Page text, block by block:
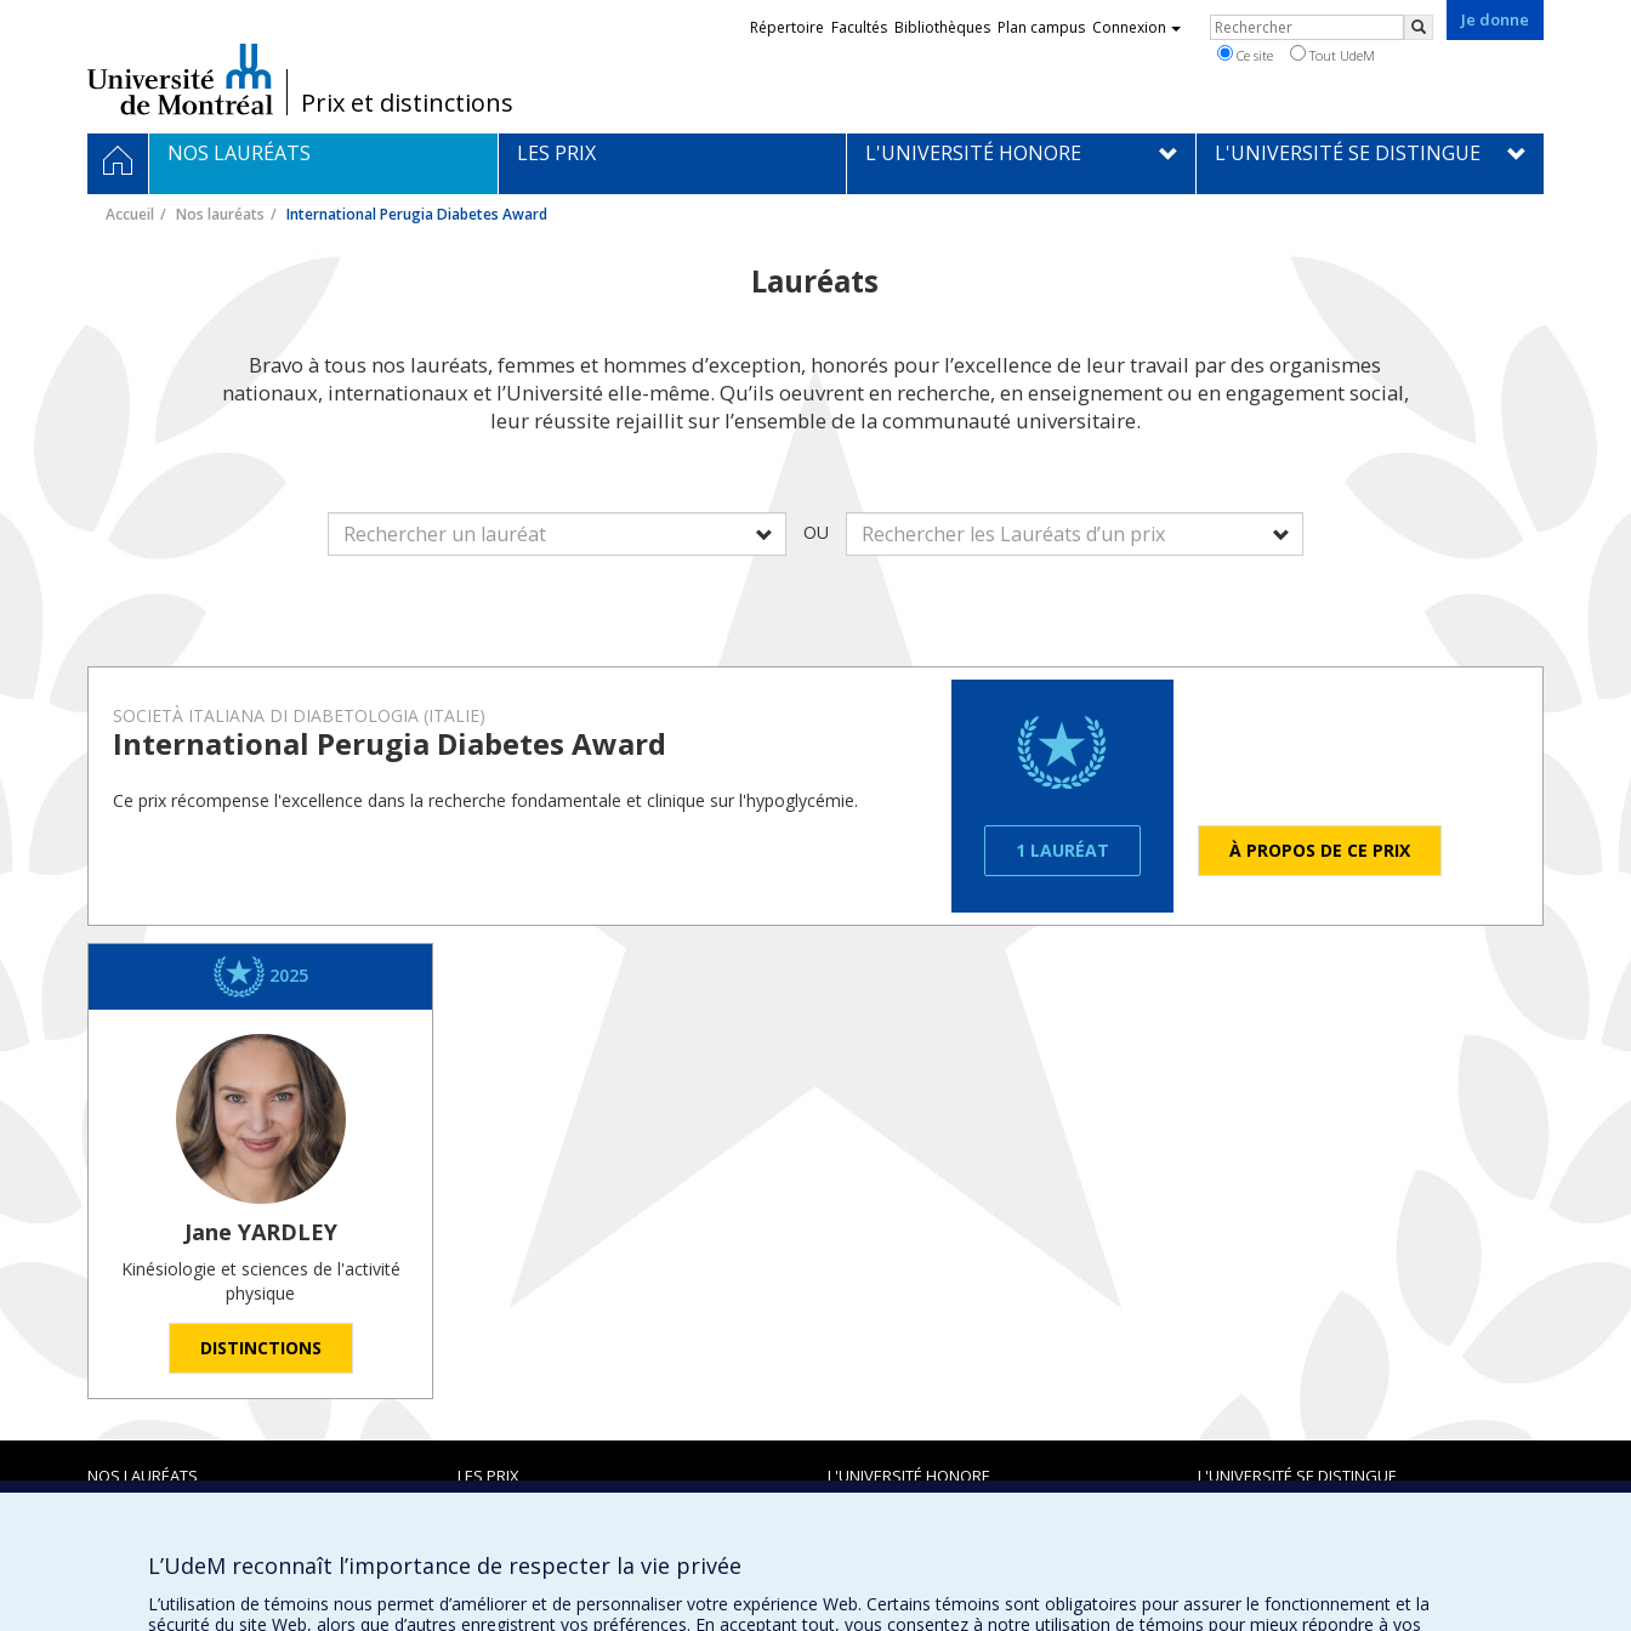
/Prix et distinctions
Je donne
Liens
externes
Répertoire Facultés Bibliothèques Plan campus Connexion Rechercher
Rechercher
Ce site Tout UdeM
Navigation
principale
ACCUEIL
NOS LAURÉATS LES PRIX L'UNIVERSITÉ HONORE L'UNIVERSITÉ SE DISTINGUE
Accueil Nos lauréats International Perugia Diabetes Award
Lauréats
Bravo à tous nos lauréats, femmes et hommes d’exception, honorés pour l’excellence de leur travail par des organismes
nationaux, internationaux et l’Université elle-même. Qu’ils oeuvrent en recherche, en enseignement ou en engagement social,
leur réussite rejaillit sur l’ensemble de la communauté universitaire.
OU
SOCIETÀ ITALIANA DI DIABETOLOGIA (ITALIE)
International Perugia Diabetes Award
Ce prix récompense l'excellence dans la recherche fondamentale et clinique sur l'hypoglycémie.
1 LAURÉAT À PROPOS DE CE PRIX
2025
Jane YARDLEY
Kinésiologie et sciences de l'activité
physique
DISTINCTIONS
NOS LAURÉATS LES PRIX L'UNIVERSITÉ HONORE L'UNIVERSITÉ SE DISTINGUE
Prix et distinctions
Plan du site|Accessibilité
L’UdeM reconnaît l’importance de respecter la vie privée
L’utilisation de témoins nous permet d’améliorer et de personnaliser votre expérience Web. Certains témoins sont obligatoires pour assurer le fonctionnement et la
sécurité du site Web, alors que d’autres enregistrent vos préférences. En acceptant tout, vous consentez à notre utilisation de témoins pour mieux répondre à vos